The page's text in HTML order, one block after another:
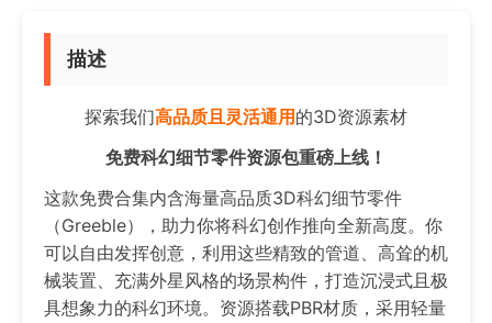
描述
探索我们高品质且灵活通用 的3D资源素材
免费科幻细节零件资源包重磅上线！
这款免费合集内含海量高品质3D科幻细节零件
（Greeble），助力你将科幻创作推向全新高度。你
可以自由发挥创意，利用这些精致的管道、高耸的机
械装置、充满外星风格的场景构件，打造沉浸式且极
具想象力的科幻环境。资源搭载PBR材质，采用轻量